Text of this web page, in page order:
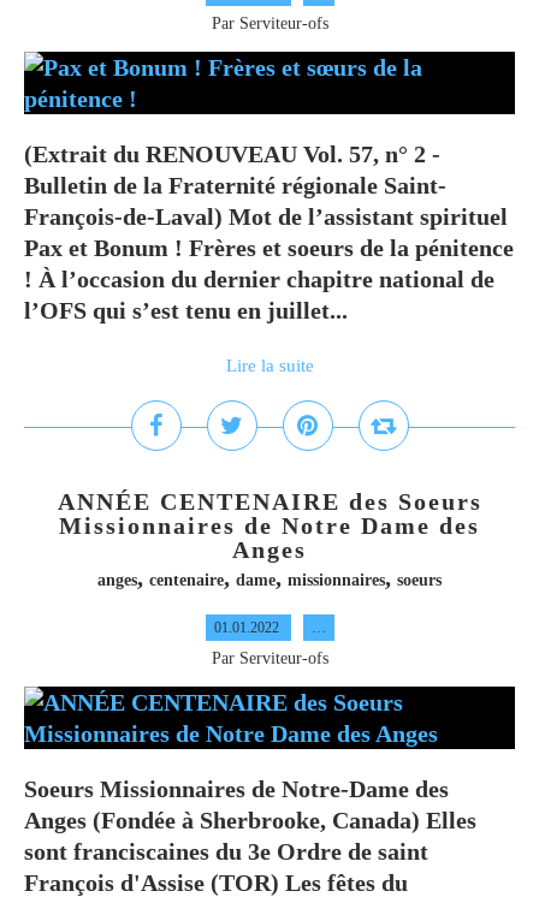
Par Serviteur-ofs
(Extrait du RENOUVEAU Vol. 57, n° 2 -
Bulletin de la Fraternité régionale Saint-
François-de-Laval) Mot de l’assistant spirituel
Pax et Bonum ! Frères et soeurs de la pénitence
! À l’occasion du dernier chapitre national de
l’OFS qui s’est tenu en juillet...
Lire la suite
ANNÉE CENTENAIRE des Soeurs
Missionnaires de Notre Dame des
Anges
anges, centenaire, dame, missionnaires, soeurs
01.01.2022 …
Par Serviteur-ofs
Soeurs Missionnaires de Notre-Dame des
Anges (Fondée à Sherbrooke, Canada) Elles
sont franciscaines du 3e Ordre de saint
François d'Assise (TOR) Les fêtes du